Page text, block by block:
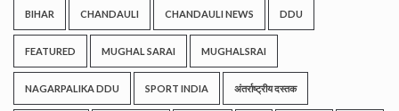
BIHAR CHANDAULI CHANDAULI NEWS DDU
FEATURED MUGHAL SARAI MUGHALSRAI
NAGARPALIKA DDU SPORT INDIA अंतर्राष्ट्रीय दस्तक